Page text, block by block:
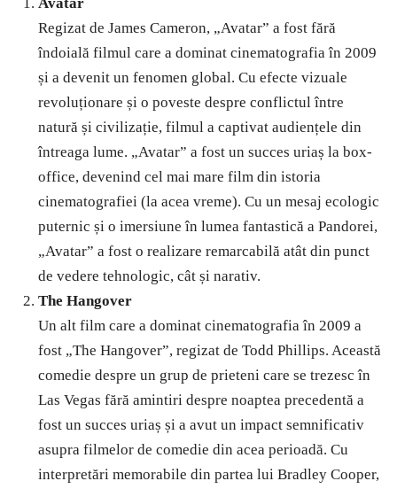
Regizat de James Cameron, „Avatar” a fost fără
îndoială filmul care a dominat cinematografia în 2009
și a devenit un fenomen global. Cu efecte vizuale
revoluționare și o poveste despre conflictul între
natură și civilizație, filmul a captivat audiențele din
întreaga lume. „Avatar” a fost un succes uriaș la box-
office, devenind cel mai mare film din istoria
cinematografiei (la acea vreme). Cu un mesaj ecologic
puternic și o imersiune în lumea fantastică a Pandorei,
„Avatar” a fost o realizare remarcabilă atât din punct
de vedere tehnologic, cât și narativ.
The Hangover
Un alt film care a dominat cinematografia în 2009 a
fost „The Hangover”, regizat de Todd Phillips. Această
comedie despre un grup de prieteni care se trezesc în
Las Vegas fără amintiri despre noaptea precedentă a
fost un succes uriaș și a avut un impact semnificativ
asupra filmelor de comedie din acea perioadă. Cu
interpretări memorabile din partea lui Bradley Cooper,